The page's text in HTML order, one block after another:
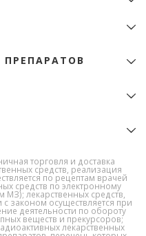
торговля и доставка
средств, реализация
по рецептам врачей
средств по электронному
МЗ); лекарственных средств,
законом осуществляется при
деятельности по обороту
веществ и прекурсоров;
лекарственных